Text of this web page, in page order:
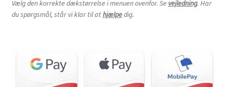
Vælg den korrekte dækstørrelse i menuen ovenfor. Se vejledning. Har
du spørgsmål, står vi klar til athjælpedig.